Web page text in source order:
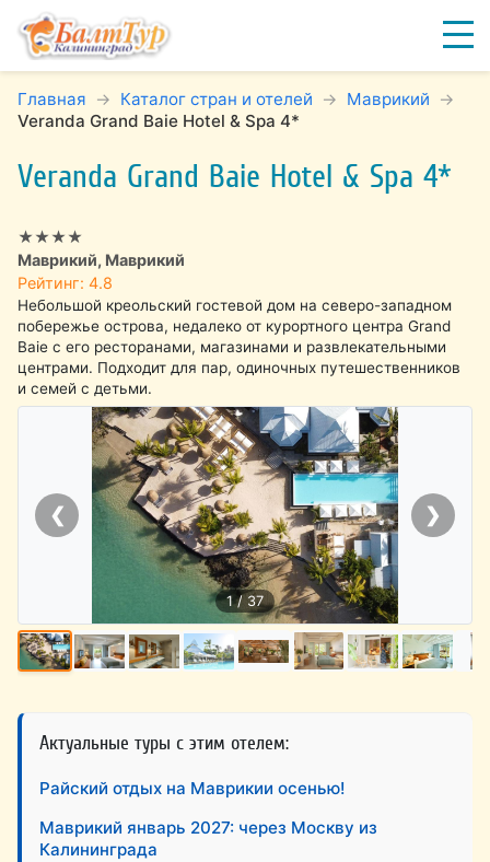
Главная Каталог стран и отелей
Маврикий
Veranda Grand Baie Hotel & Spa 4*
Veranda Grand Baie Hotel & Spa 4*
★★★★
Маврикий, Маврикий
Рейтинг: 4.8
Небольшой креольский гостевой дом на северо-западном
побережье острова, недалеко от курортного центра Grand
Baie с его ресторанами, магазинами и развлекательными
центрами. Подходит для пар, одиночных путешественников
и семей с детьми.
❮ ❯
1 / 37
Актуальные туры с этим отелем:
Райский отдых на Маврикии осенью!
Маврикий январь 2027: через Москву из
Калининграда